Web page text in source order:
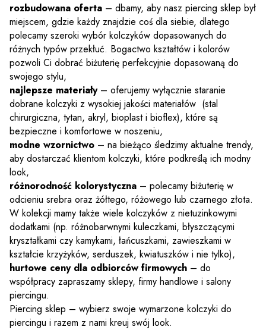
rozbudowana oferta – dbamy, aby nasz piercing sklep był
miejscem, gdzie każdy znajdzie coś dla siebie, dlatego
polecamy szeroki wybór kolczyków dopasowanych do
różnych typów przekłuć. Bogactwo kształtów i kolorów
pozwoli Ci dobrać biżuterię perfekcyjnie dopasowaną do
swojego stylu,
najlepsze materiały– oferujemy wyłącznie staranie
dobrane kolczyki z wysokiej jakości materiałów (stal
chirurgiczna, tytan, akryl, bioplast i bioflex), które są
bezpieczne i komfortowe w noszeniu,
modne wzornictwo – na bieżąco śledzimy aktualne trendy,
aby dostarczać klientom kolczyki, które podkreślą ich modny
look,
różnorodność kolorystyczna – polecamy biżuterię w
odcieniu srebra oraz żółtego, różowego lub czarnego złota.
W kolekcji mamy także wiele kolczyków z nietuzinkowymi
dodatkami (np. różnobarwnymi kuleczkami, błyszczącymi
kryształkami czy kamykami, łańcuszkami, zawieszkami w
kształcie krzyżyków, serduszek, kwiatuszków i nie tylko),
hurtowe ceny dla odbiorców firmowych – do
współpracy zapraszamy sklepy, firmy handlowe i salony
piercingu.
Piercing sklep – wybierz swoje wymarzone kolczyki do
piercingu i razem z nami kreuj swój look.